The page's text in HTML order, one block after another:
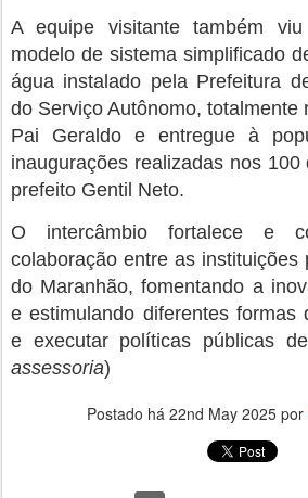
A equipe visitante também
modelo de sistema simplificado
água instalado pela Prefeitura
do Serviço Autônomo, totalmente
Pai Geraldo e entregue à
inaugurações realizadas nos
prefeito Gentil Neto.
O intercâmbio fortalece e
colaboração entre as instituições
do Maranhão, fomentando a
e estimulando diferentes formas
e executar políticas públicas
assessoria)
Postado há 22nd May 2025por